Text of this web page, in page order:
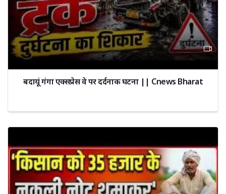
बदायूं गंगा एक्सप्रेस वे पर दर्दनाक घटना || Cnews Bharat